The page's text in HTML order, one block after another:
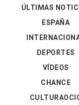
ÚLTIMAS
ESPAÑA
DEPORTES
VÍDEOS
CHANCE